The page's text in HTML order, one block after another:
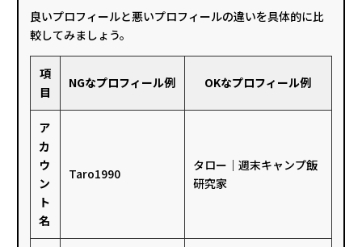
良いプロフィールと悪いプロフィールの違いを具体的に比
較してみましょう。
項
目
NGなプロフィール例 OKなプロフィール例
ア
カ
ウ
ン
ト
名
Taro1990
タロー｜週末キャンプ飯
研究家